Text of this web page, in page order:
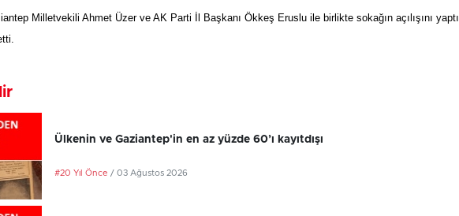
Milletvekili Ahmet Üzer ve AK Parti İl Başkanı Ökkeş Eruslu ile birlikte sokağın açılışını yaptı,
Ülkenin ve Gaziantep'in en az yüzde 60’ı kayıtdışı
#20 Yıl Önce / 03 Ağustos 2026